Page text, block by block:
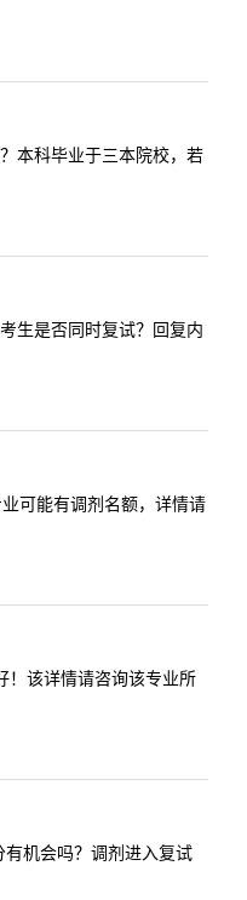
本科毕业于三本院校，若
生是否同时复试？回复内
可能有调剂名额，详情请
该详情请咨询该专业所
机会吗？调剂进入复试